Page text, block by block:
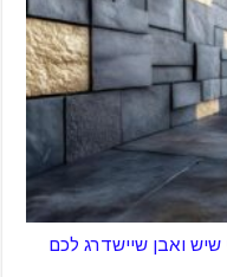
שיש ואבן שיישדרג לכם